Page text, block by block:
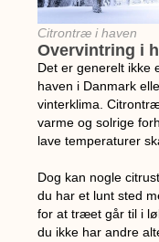
Citrontræ i haven
Overvintring i
Det er generelt ikke
haven i Danmark
vinterklima.
varme og solrige
lave temperaturer
Dog kan nogle
du har et lunt sted
for at træet går til i
du ikke har andre